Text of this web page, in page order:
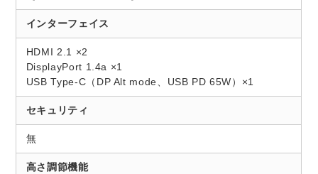
インターフェイス
HDMI 2.1 ×2
DisplayPort 1.4a ×1
USB Type-C（DP Alt mode、USB PD 65W）×1
セキュリティ
無
高さ調節機能